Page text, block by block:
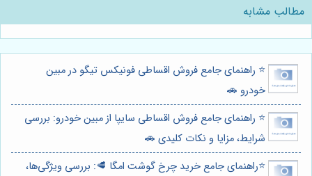
مطالب مشابه
⭐️ راهنمای جامع فروش اقساطی فونیکس تیگو در مبین
خودرو 🚗
⭐️ راهنمای جامع فروش اقساطی سایپا از مبین خودرو: بررسی
شرایط، مزایا و نکات کلیدی 🚗
⭐️راهنمای جامع خرید چرخ گوشت امگا 🥩: بررسی ویژگی‌ها،